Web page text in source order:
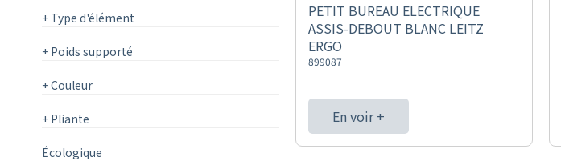
+ Type d'élément
+ Poids supporté
+Couleur
+ Pliante
Écologique
PETIT BUREAU ELECTRIQUE
ASSIS-DEBOUT BLANC LEITZ
ERGO
899087
En voir +